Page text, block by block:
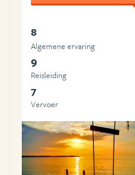
8
Algemene ervaring
9
Reisleiding
7
Vervoer